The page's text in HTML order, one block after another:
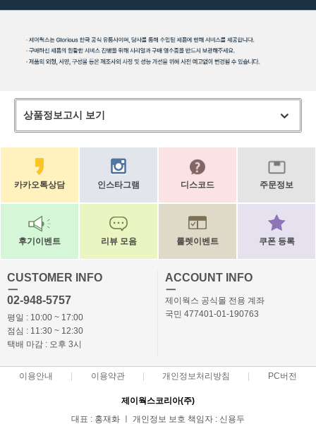
상품정보고시 보기
카카오톡상담 인스타그램 디스코드 주문정보
후기이벤트 리뷰 모음 룰렛이벤트 쿠폰 등록
CUSTOMER INFO
ㅡ
02-948-5757
평일 : 10:00 ~ 17:00
점심 : 11:30 ~ 12:30
택배 마감 : 오후 3시
ACCOUNT INFO
ㅡ
제이웍스 공식몰 전용 계좌
국민 477401-01-190763
이용안내 이용약관 개인정보처리방침 PC버전
제이웍스코리아(주)
대표 : 홍재화 ㅣ 개인정보 보호 책임자 : 신용두